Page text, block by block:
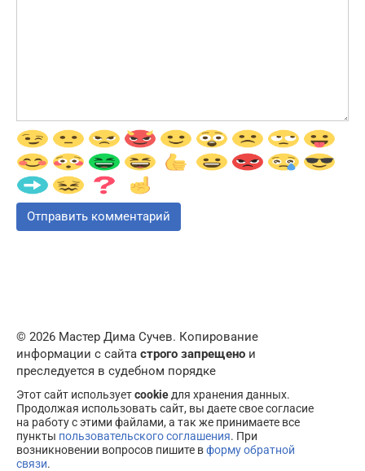
© 2026 Мастер Дима Сучев. Копирование
информации с сайта строго запрещено и
преследуется в судебном порядке
Этот сайт используетcookie для хранения данных.
Продолжая использовать сайт, вы даете свое согласие
на работу с этими файлами, а так же принимаете все
пункты пользовательского соглашения. При
возникновении вопросов пишите вформу обратной
связи.